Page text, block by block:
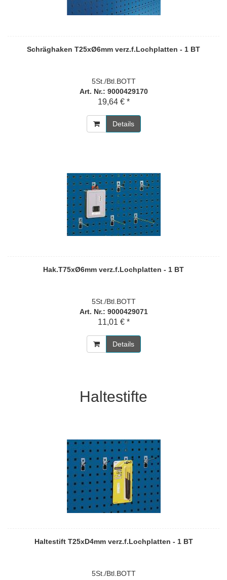
Schräghaken T25xØ6mm verz.f.Lochplatten - 1 BT
5St./Btl.BOTT
Art. Nr.: 9000429170
19,64 € *
Details
Hak.T75xØ6mm verz.f.Lochplatten - 1 BT
5St./Btl.BOTT
Art. Nr.: 9000429071
11,01 € *
Details
Haltestifte
Haltestift T25xD4mm verz.f.Lochplatten - 1 BT
5St./Btl.BOTT